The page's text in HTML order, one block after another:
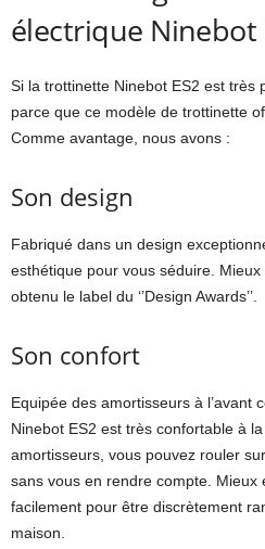
électrique Ninebot
Si la trottinette Ninebot ES2 est très
parce que ce modèle de trottinette
Comme avantage, nous avons :
Son design
Fabriqué dans un design
esthétique pour vous séduire.
obtenu le label du ‘’Design Awards’’.
Son confort
Equipée des amortisseurs à l’avant
Ninebot ES2 est très confortable à
amortisseurs, vous pouvez rouler
sans vous en rendre compte. Mieux
facilement pour être discrètement
maison.